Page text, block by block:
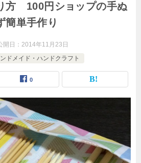
方 100円ショップの手ぬ
簡単手作り
開日： 2014年11月23日
ドメイド・ハンドクラフト
0